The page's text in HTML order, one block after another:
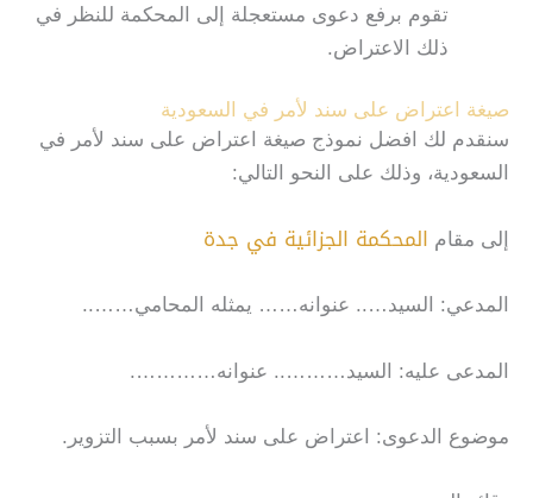
تقوم برفع دعوى مستعجلة إلى المحكمة للنظر في
ذلك الاعتراض.
صيغة اعتراض على سند لأمر في السعودية
سنقدم لك افضل نموذج صيغة اعتراض على سند لأمر في
السعودية، وذلك على النحو التالي:
إلى مقام المحكمة الجزائية في جدة
المدعي: السيد….. عنوانه…… يمثله المحامي……..
المدعى عليه: السيد……….. عنوانه………….
موضوع الدعوى: اعتراض على سند لأمر بسبب التزوير.